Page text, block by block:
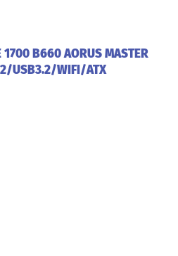
1700 B660 AORUS MASTER
USB3.2/WIFI/ATX